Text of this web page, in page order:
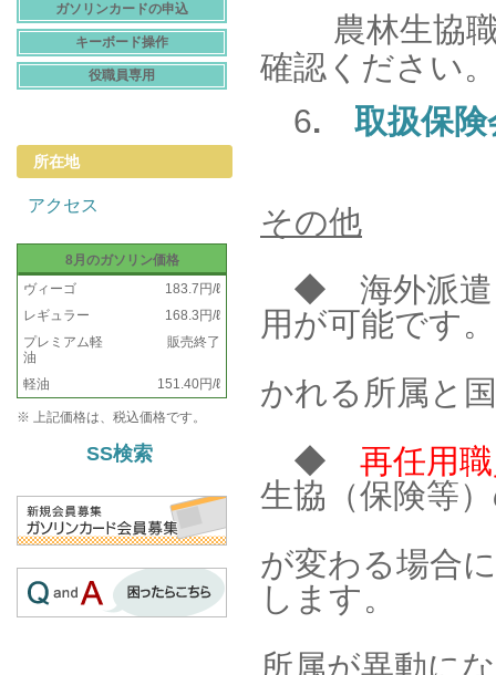
ガソリンカードの申込
キーボード操作
役職員専用
所在地
アクセス
8月のガソリン価格
ヴィーゴ
183.7円/ℓ
レギュラー
168.3円/ℓ
プレミアム軽
油
販売終了
軽油 151.40円/ℓ
※ 上記価格は、税込価格です。
SS検索
農林生協
確認くださ
6. 取扱保険
その他
◆ 海外派遣
用が可能です。
かれる所属と
◆ 再任用
生協（保険等
が変わる場合
します。
所属が異動に